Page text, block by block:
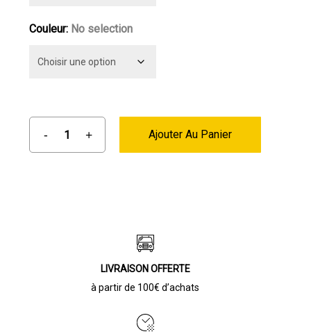
Couleur: No selection
Ajouter Au Panier
LIVRAISON OFFERTE
à partir de 100€ d’achats